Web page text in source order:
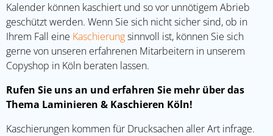
Kalender können kaschiert und so vor unnötigem Abrieb
geschützt werden. Wenn Sie sich nicht sicher sind, ob in
Ihrem Fall eine Kaschierungsinnvoll ist, können Sie sich
gerne von unseren erfahrenen Mitarbeitern in unserem
Copyshop in Köln beraten lassen.
Rufen Sie uns an und erfahren Sie mehr über das
Thema Laminieren & Kaschieren Köln!
Kaschierungen kommen für Drucksachen aller Art infrage.